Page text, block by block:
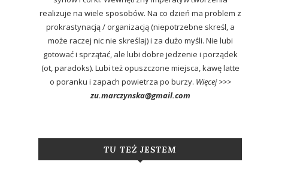
realizuje na wiele sposobów. Na co dzień ma problem z
prokrastynacją / organizacją (niepotrzebne skreśl, a
może raczej nic nie skreślaj) i za dużo myśli. Nie lubi
gotować i sprzątać, ale lubi dobre jedzenie i porządek
(ot, paradoks). Lubi też opuszczone miejsca, kawę latte
o poranku i zapach powietrza po burzy. Więcej >>>
zu.marczynska@gmail.com
TU TEŻ JESTEM